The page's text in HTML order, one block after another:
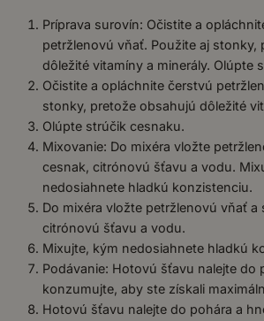
Príprava surovín: Očistite a
petržlenovú vňať. Použite aj stonky,
dôležité vitamíny a minerály. Olúpte
Očistite a opláchnite čerstvú
stonky, pretože obsahujú dôležité
Olúpte strúčik cesnaku.
Mixovanie: Do mixéra vložte
cesnak, citrónovú šťavu a vodu.
nedosiahnete hladkú konzistenciu.
Do mixéra vložte petržlenovú vňať a
citrónovú šťavu a vodu.
Mixujte, kým nedosiahnete hladkú
Podávanie: Hotovú šťavu nalejte do
konzumujte, aby ste získali
Hotovú šťavu nalejte do pohára a